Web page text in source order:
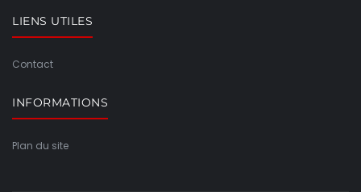
LIENS UTILES
Contact
INFORMATIONS
Plan du site